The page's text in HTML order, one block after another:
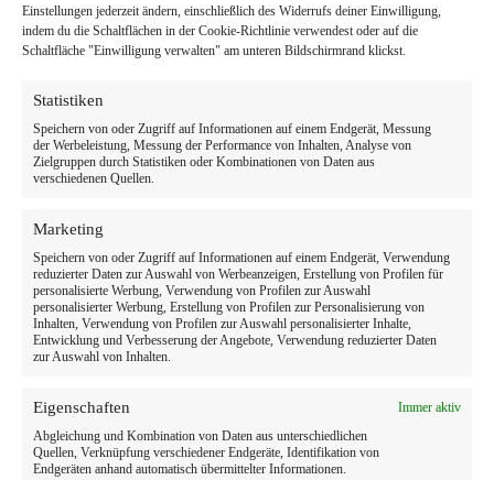
Einstellungen jederzeit ändern, einschließlich des Widerrufs deiner Einwilligung,
indem du die Schaltflächen in der Cookie-Richtlinie verwendest oder auf die
Schaltfläche "Einwilligung verwalten" am unteren Bildschirmrand klickst.
Statistiken
Speichern von oder Zugriff auf Informationen auf einem Endgerät, Messung
der Werbeleistung, Messung der Performance von Inhalten, Analyse von
Zielgruppen durch Statistiken oder Kombinationen von Daten aus
verschiedenen Quellen.
Marketing
Speichern von oder Zugriff auf Informationen auf einem Endgerät, Verwendung
reduzierter Daten zur Auswahl von Werbeanzeigen, Erstellung von Profilen für
personalisierte Werbung, Verwendung von Profilen zur Auswahl
personalisierter Werbung, Erstellung von Profilen zur Personalisierung von
Inhalten, Verwendung von Profilen zur Auswahl personalisierter Inhalte,
Entwicklung und Verbesserung der Angebote, Verwendung reduzierter Daten
zur Auswahl von Inhalten.
Eigenschaften
Immer aktiv
Abgleichung und Kombination von Daten aus unterschiedlichen
Quellen, Verknüpfung verschiedener Endgeräte, Identifikation von
Endgeräten anhand automatisch übermittelter Informationen.